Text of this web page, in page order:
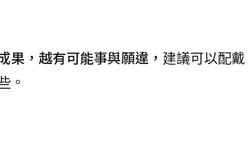
果，越有可能事與願違， 建議可以配戴
。